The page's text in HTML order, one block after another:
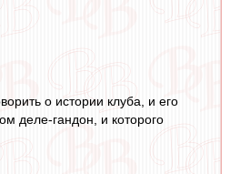
о истории клуба, и его
деле-гандон, и которого